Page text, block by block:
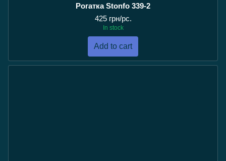
Рогатка Stonfo 339-2
425 грн/pc.
In stock
Add to cart